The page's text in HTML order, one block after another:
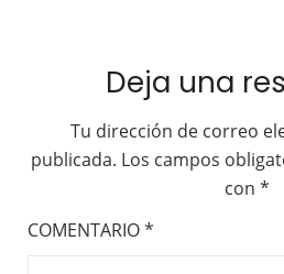
Deja una
Tu dirección de correo
publicada. Los campos
con *
COMENTARIO*